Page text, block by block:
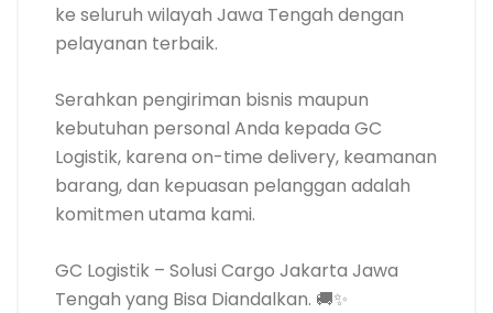
ke seluruh wilayah Jawa Tengah dengan
pelayanan terbaik.
Serahkan pengiriman bisnis maupun
kebutuhan personal Anda kepada GC
Logistik, karena on-time delivery, keamanan
barang, dan kepuasan pelanggan adalah
komitmen utama kami.
GC Logistik – Solusi Cargo Jakarta Jawa
Tengah yang Bisa Diandalkan. 🚚✨